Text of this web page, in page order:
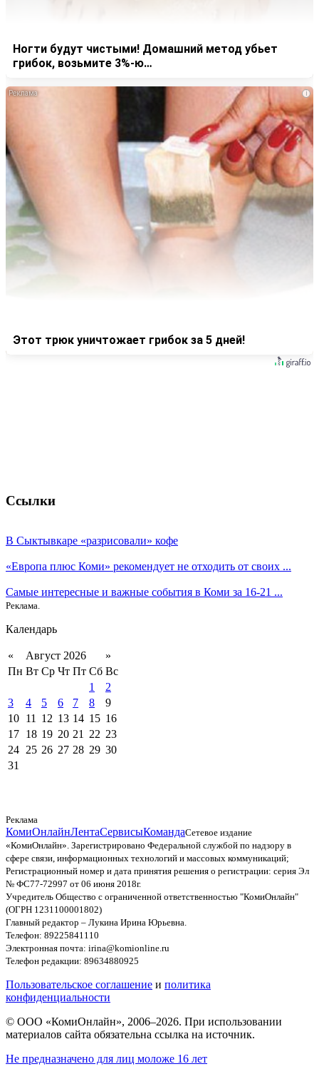
Ногти будут чистыми! Домашний метод убьет
грибок, возьмите 3%-ю…
i
Этот трюк уничтожает грибок за 5 дней!
Ссылки
В Сыктывкаре «разрисовали» кофе
«Европа плюс Коми» рекомендует не отходить от своих ...
Самые интересные и важные события в Коми за 16-21 ...
Реклама.
Календарь
« Август 2026
»
Пн Вт Ср Чт Пт Сб Вс
1
2
3
4 5 6 7 8
9
10 11 12 13 14 15 16
17 18 19 20 21 22 23
24 25 26 27 28 29 30
31
Реклама
КомиОнлайнЛентаСервисыКомандаСетевое издание
«КомиОнлайн». Зарегистрировано Федеральной службой по надзору в
сфере связи, информационных технологий и массовых коммуникаций;
Регистрационный номер и дата принятия решения о регистрации: серия Эл
№ ФС77-72997 от 06 июня 2018г.
Учредитель Общество с ограниченной ответственностью "КомиОнлайн"
(ОГРН 1231100001802)
Главный редактор – Лукина Ирина Юрьевна.
Телефон: 89225841110
Электронная почта: irina@komionline.ru
Телефон редакции: 89634880925
Пользовательское соглашение и политика
конфиденциальности
© ООО «КомиОнлайн», 2006–2026. При использовании
материалов сайта обязательна ссылка на источник.
Не предназначено для лиц моложе 16 лет